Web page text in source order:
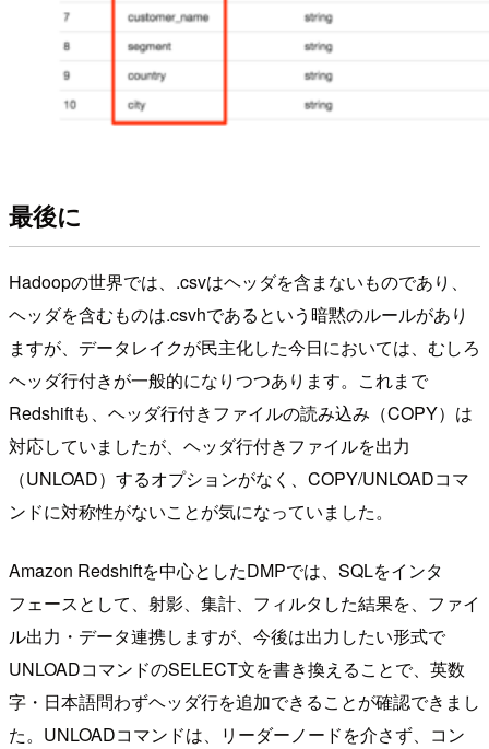
最後に
Hadoopの世界では、.csvはヘッダを含まないものであり、
ヘッダを含むものは.csvhであるという暗黙のルールがあり
ますが、データレイクが民主化した今日においては、むしろ
ヘッダ行付きが一般的になりつつあります。これまで
Redshiftも、ヘッダ行付きファイルの読み込み（COPY）は
対応していましたが、ヘッダ行付きファイルを出力
（UNLOAD）するオプションがなく、COPY/UNLOADコマ
ンドに対称性がないことが気になっていました。
Amazon Redshiftを中心としたDMPでは、SQLをインタ
フェースとして、射影、集計、フィルタした結果を、ファイ
ル出力・データ連携しますが、今後は出力したい形式で
UNLOADコマンドのSELECT文を書き換えることで、英数
字・日本語問わずヘッダ行を追加できることが確認できまし
た。UNLOADコマンドは、リーダーノードを介さず、コン